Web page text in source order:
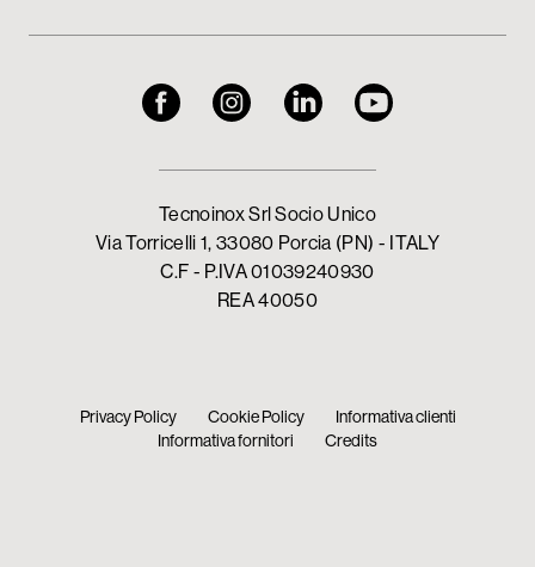
Tecnoinox Srl Socio Unico
Via Torricelli 1, 33080 Porcia (PN) - ITALY
C.F - P.IVA 01039240930
REA 40050
Privacy Policy Cookie Policy
Informativa clienti
Informativa fornitori
Credits